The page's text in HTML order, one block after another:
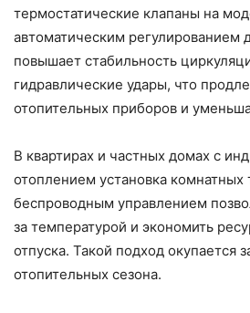
термостатические клапаны на
автоматическим регулированием
повышает стабильность
гидравлические удары, что
отопительных приборов и
В квартирах и частных домах с
отоплением установка комнатных
беспроводным управлением
за температурой и экономить
отпуска. Такой подход окупается
отопительных сезона.